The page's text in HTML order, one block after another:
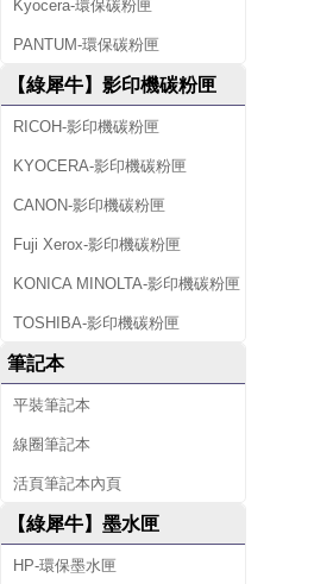
Kyocera-環保碳粉匣
PANTUM-環保碳粉匣
【綠犀牛】影印機碳粉匣
RICOH-影印機碳粉匣
KYOCERA-影印機碳粉匣
CANON-影印機碳粉匣
Fuji Xerox-影印機碳粉匣
KONICA MINOLTA-影印機碳粉匣
TOSHIBA-影印機碳粉匣
筆記本
平裝筆記本
線圈筆記本
活頁筆記本內頁
【綠犀牛】墨水匣
HP-環保墨水匣